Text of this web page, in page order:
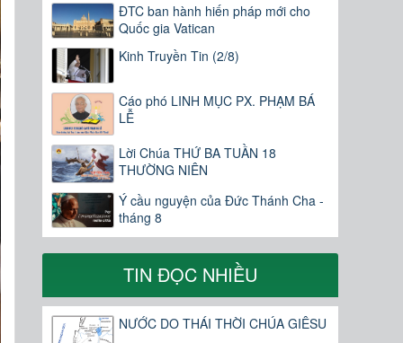
ĐTC ban hành hiến pháp mới cho
Quốc gia Vatican
Kinh Truyền Tin (2/8)
Cáo phó LINH MỤC PX. PHẠM BÁ
LỄ
Lời Chúa THỨ BA TUẦN 18
THƯỜNG NIÊN
Ý cầu nguyện của Đức Thánh Cha -
tháng 8
TIN ĐỌC NHIỀU
NƯỚC DO THÁI THỜI CHÚA GIÊSU